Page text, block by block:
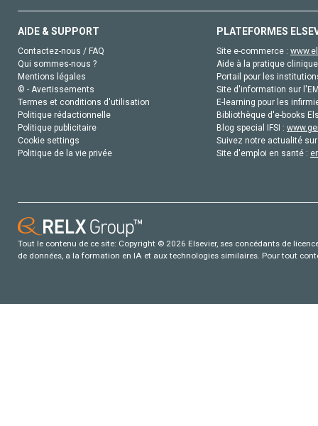
AIDE & SUPPORT
Contactez-nous / FAQ
Qui sommes-nous ?
Mentions légales
© - Avertissements
Termes et conditions d'utilisation
Politique rédactionnelle
Politique publicitaire
Cookie settings
Politique de la vie privée
PLATEFORMES
Site e-commerce :
Aide à la pratique
Portail pour les
Site d'information sur
E-learning pour les
Bibliothèque d'e-books
Blog special IFSI :
Suivez notre actualité
Site d'emploi en santé :
Tout le contenu de ce site: Copyright © 2026 Elsevier, ses concédants de
de données, a la formation en IA et aux technologies similaires. Pour tout